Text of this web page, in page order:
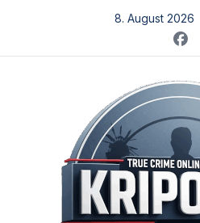
springen
8. August 2026